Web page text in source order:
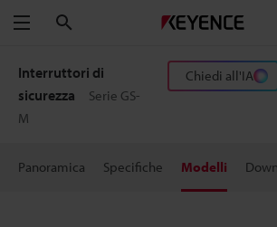
Menu
Interruttori di
sicurezza
Serie GS-
M
Chiedi all'IA
Panoramica Specifiche Modelli